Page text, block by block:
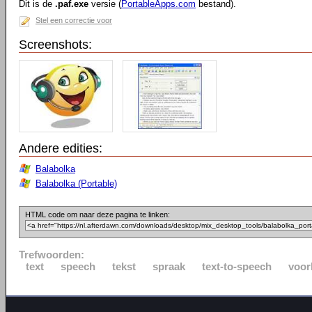
Dit is de .paf.exe versie (PortableApps.com bestand).
Stel een correctie voor
Screenshots:
Andere edities:
Balabolka
Balabolka (Portable)
HTML code om naar deze pagina te linken:
Trefwoorden:
text
speech tekst spraak text-to-speech